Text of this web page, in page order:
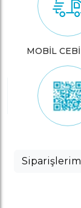
MOBİL
Siparişlerim